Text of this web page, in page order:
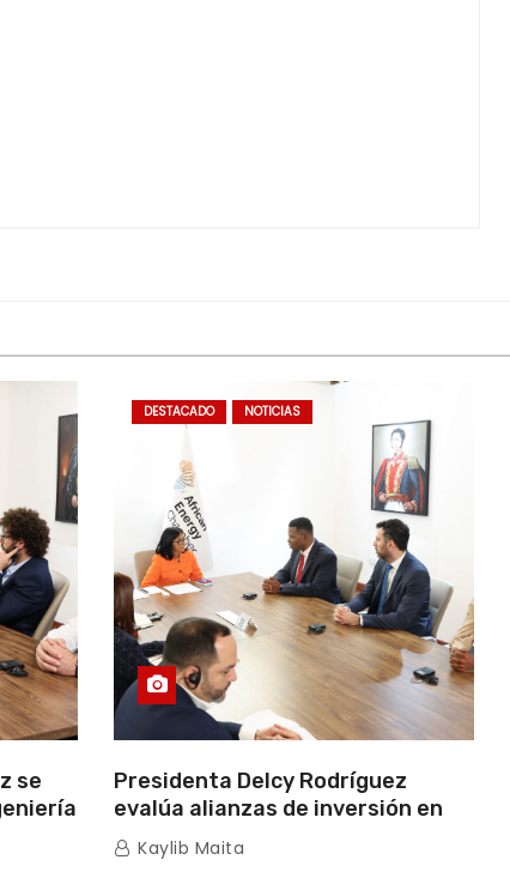
se
y
DESTACADO NOTICIAS
Presidenta Delcy Rodríguez
evalúa alianzas de inversión en
hidrocarburos con Cámara
Africana de Energía
Kaylib Maita